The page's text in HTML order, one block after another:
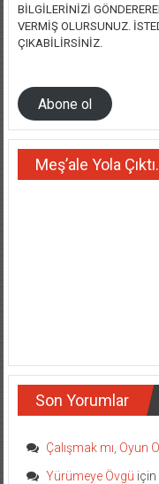
BILGILERINIZI
VERMIŞ OLURSUNUZ.
ÇIKABILIRSINIZ.
Abone ol
Meş’ale Yola
Son Yorumlar
Çalışmak mı, Oyun
Yürümeye Övgü için